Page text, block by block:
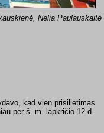
Nelia Paulauskaitė
kad vien prisilietimas
per š. m. lapkričio 12 d.